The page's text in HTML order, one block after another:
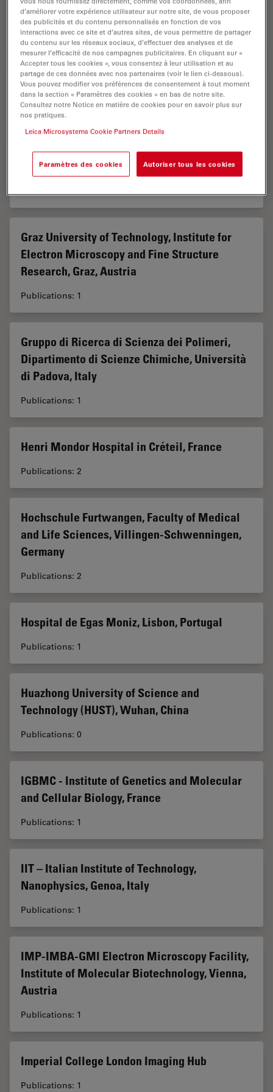
Germany
Publications: 2
Geneva University Hospitals, Switzerland
Publications: 1
Graz Centre for Electron Microscopy (ZFE),
Austria
Graz University of Technology, Institute for
Electron Microscopy and Fine Structure
Research, Graz, Austria
Publications: 1
Gruppo di Ricerca di Scienza dei Polimeri,
Dipartimento di Scienze Chimiche, Università
di Padova, Italy
Publications: 1
Henri Mondor Hospital in Créteil, France
Publications: 2
Hochschule Furtwangen, Faculty of Medical
and Life Sciences, Villingen-Schwenningen,
Germany
Publications: 2
Hospital de Egas Moniz, Lisbon, Portugal
Publications: 1
Huazhong University of Science and
Technology (HUST), Wuhan, China
Publications: 0
IGBMC - Institute of Genetics and Molecular
and Cellular Biology, France
Publications: 1
IIT – Italian Institute of Technology,
Nanophysics, Genoa, Italy
Publications: 1
IMP-IMBA-GMI Electron Microscopy Facility,
Institute of Molecular Biotechnology, Vienna,
Austria
Publications: 1
Imperial College London Imaging Hub
Publications: 1
d’améliorer votre expérience utilisateur sur notre site, de vous proposer
des publicités et du contenu personnalisés en fonction de vos
interactions avec ce site et d’autres sites, de vous permettre de partager
du contenu sur les réseaux sociaux, d’effectuer des analyses et de
mesurer l’efficacité de nos campagnes publicitaires. En cliquant sur «
Accepter tous les cookies », vous consentez à leur utilisation et au
partage de ces données avec nos partenaires (voir le lien ci-dessous).
Vous pouvez modifier vos préférences de consentement à tout moment
dans la section « Paramètres des cookies » en bas de notre site.
Consultez notre Notice en matière de cookies pour en savoir plus sur
nos pratiques.
Leica Microsystems Cookie Partners Details
Paramètres des cookies Autoriser tous les cookies